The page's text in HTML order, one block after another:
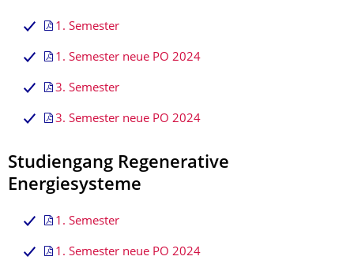
1. Semester
1. Semester neue PO 2024
3. Semester
3. Semester neue PO 2024
Studiengang Regenerative
Energiesysteme
1. Semester
1. Semester neue PO 2024